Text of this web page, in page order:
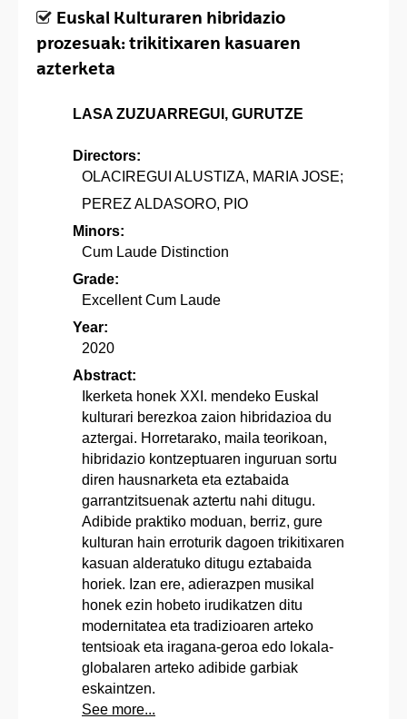
Euskal Kulturaren hibridazio
prozesuak: trikitixaren kasuaren
azterketa
LASA ZUZUARREGUI, GURUTZE
Directors:
OLACIREGUI ALUSTIZA, MARIA JOSE;
PEREZ ALDASORO, PIO
Minors:
Cum Laude Distinction
Grade:
Excellent Cum Laude
Year:
2020
Abstract:
Ikerketa honek XXI. mendeko Euskal
kulturari berezkoa zaion hibridazioa du
aztergai. Horretarako, maila teorikoan,
hibridazio kontzeptuaren inguruan sortu
diren hausnarketa eta eztabaida
garrantzitsuenak aztertu nahi ditugu.
Adibide praktiko moduan, berriz, gure
kulturan hain erroturik dagoen trikitixaren
kasuan alderatuko ditugu eztabaida
horiek. Izan ere, adierazpen musikal
honek ezin hobeto irudikatzen ditu
modernitatea eta tradizioaren arteko
tentsioak eta iragana-geroa edo lokala-
globalaren arteko adibide garbiak
eskaintzen.
See more...